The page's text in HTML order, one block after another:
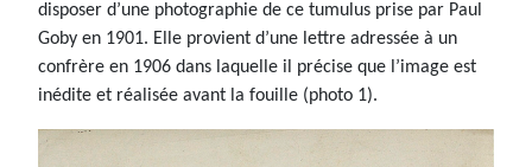
disposer d’une photographie de ce tumulus prise par Paul
Goby en 1901. Elle provient d’une lettre adressée à un
confrère en 1906 dans laquelle il précise que l’image est
inédite et réalisée avant la fouille (photo 1).